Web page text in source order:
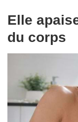
Elle
du corps